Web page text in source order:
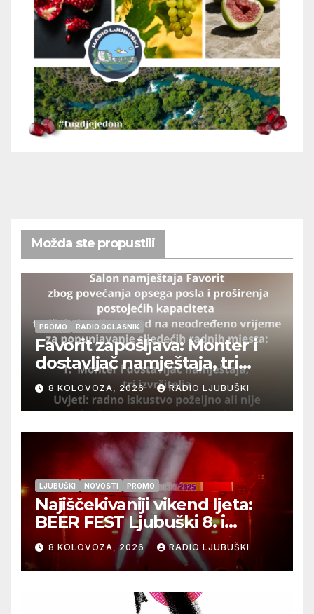
Možda ste propustili
PROMO RADIO OGLASNIK
Favorit zapošljava: Monter i
dostavljač namještaja, tri
izvršitelja
8 KOLOVOZA, 2026 RADIO LJUBUŠKI
LJUBUŠKI NOVOSTI PROMO
Najiščekivaniji vikend ljeta:
BEER FEST Ljubuški 8. i
9.kolovoza
8 KOLOVOZA, 2026 RADIO LJUBUŠKI